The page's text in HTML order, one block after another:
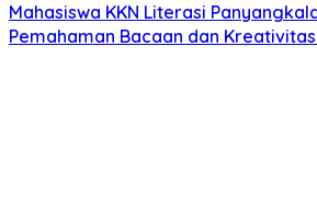
Mahasiswa KKN Literasi
Pemahaman Bacaan dan Kreativitas